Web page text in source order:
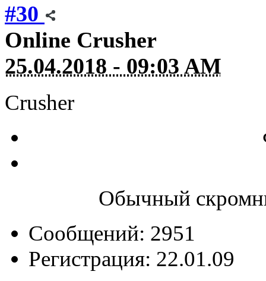
#30
Online Crusher
25.04.2018 - 09:03 AM
Crusher
Обычный
Сообщений: 2951
Регистрация: 22.01.09